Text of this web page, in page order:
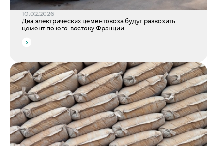
10.02.2026
Два электрических цементовоза будут развозить
цемент по юго-востоку Франции